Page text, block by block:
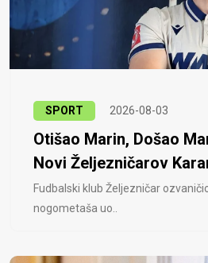
SPORT 2026-08-03
Otišao Marin, Došao
Novi Željezničarov
Fudbalski klub Željezničar
nogometaša uo..